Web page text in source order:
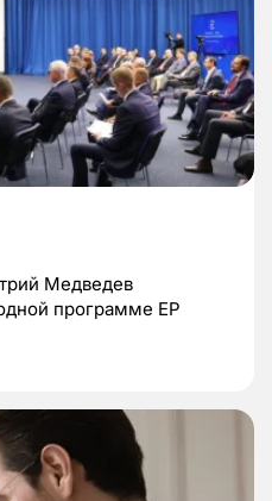
Медведев
программе ЕР